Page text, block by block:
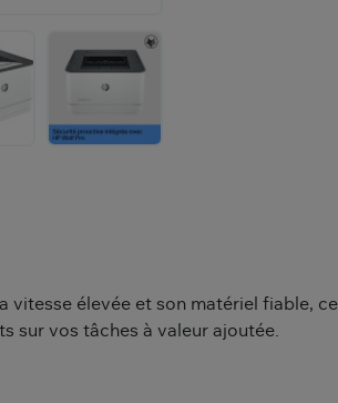
vitesse élevée et son matériel fiable,
sur vos tâches à valeur ajoutée.